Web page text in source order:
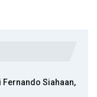
Siahaan,